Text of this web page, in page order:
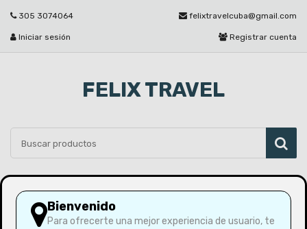
305 3074064 felixtravelcuba@gmail.com
Registrar cuenta
Iniciar sesión
FELIX TRAVEL
Por favor seleccione
Bienvenido
Para ofrecerte una mejor experiencia de usuario, te